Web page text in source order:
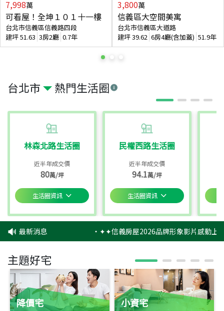
台北市 熱門生活圈
林森北路生活圈
近半年成交價
80萬/坪
生活圈資訊
民權西路生活圈
近半年成交價
94.1萬/坪
生活圈資訊
7,998萬
可看屋！全坤１０１十一樓
台北市信義區信義路四段
建坪51.63 3房2廳 0.7年
3,800萬
信義區大空間美寓
台北市信義區大道路
建坪39.62 6房4廳(含加蓋) 51.9年
最新消息 ‧✦✦信義房屋2026品牌形象影片感動上
主題好宅
降價宅 小資宅